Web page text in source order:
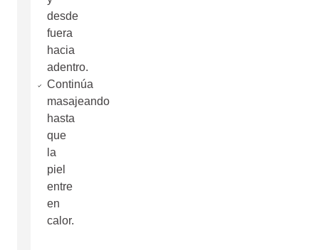
desde
fuera
hacia
adentro.
Continúa
masajeando
hasta
que
la
piel
entre
en
calor.